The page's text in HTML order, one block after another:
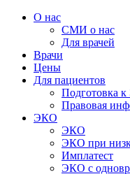
О нас
СМИ о нас
Для врачей
Врачи
Цены
Для пациентов
Подготовка
Правовая
ЭКО
ЭКО
ЭКО при
Имплатест
ЭКО с